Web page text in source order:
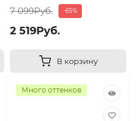
7 099Руб. -65%
2 519Руб.
В корзину
Много оттенков